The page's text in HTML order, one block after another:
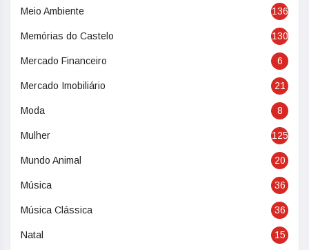
Meio Ambiente 136
Memórias do Castelo 130
Mercado Financeiro 6
Mercado Imobiliário 21
Moda 8
Mulher 125
Mundo Animal 20
Música 36
Música Clássica 36
Natal 15